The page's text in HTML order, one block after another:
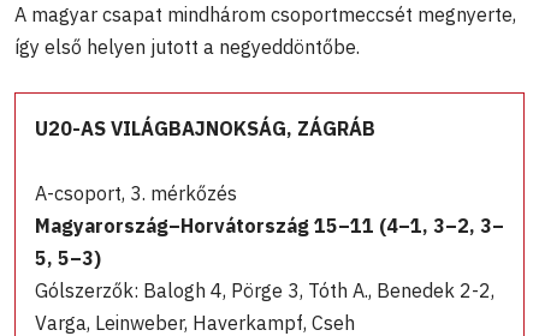
A magyar csapat mindhárom csoportmeccsét megnyerte,
így első helyen jutott a negyeddöntőbe.
U20-AS VILÁGBAJNOKSÁG, ZÁGRÁB
A-csoport, 3. mérkőzés
Magyarország–Horvátország 15–11 (4–1, 3–2, 3–
5, 5–3)
Gólszerzők: Balogh 4, Pörge 3, Tóth A., Benedek 2-2,
Varga, Leinweber, Haverkampf, Cseh